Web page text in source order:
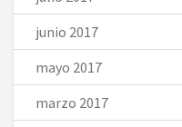
junio 2017
mayo 2017
marzo 2017